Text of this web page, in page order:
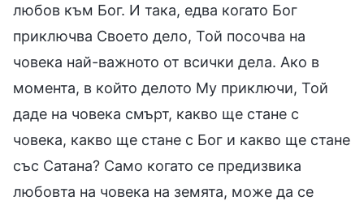
любов към Бог. И така, едва когато Бог
приключва Своето дело, Той посочва на
човека най-важното от всички дела. Ако в
момента, в който делото Му приключи, Той
даде на човека смърт, какво ще стане с
човека, какво ще стане с Бог и какво ще стане
със Сатана? Само когато се предизвика
любовта на човека на земята, може да се